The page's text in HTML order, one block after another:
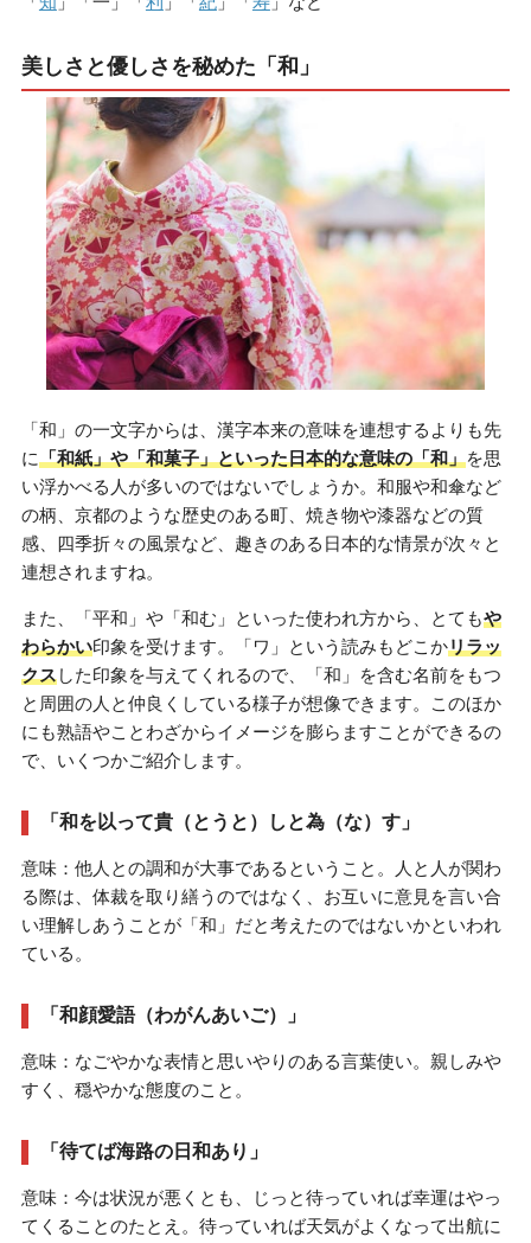
美しさと優しさを秘めた「和」
「和」の一文字からは、漢字本来の意味を連想するよりも先
に「和紙」や「和菓子」といった日本的な意味の「和」を思
い浮かべる人が多いのではないでしょうか。和服や和傘など
の柄、京都のような歴史のある町、焼き物や漆器などの質
感、四季折々の風景など、趣きのある日本的な情景が次々と
連想されますね。
また、「平和」や「和む」といった使われ方から、とてもや
わらかい印象を受けます。「ワ」という読みもどこかリラッ
クスした印象を与えてくれるので、「和」を含む名前をもつ
と周囲の人と仲良くしている様子が想像できます。このほか
にも熟語やことわざからイメージを膨らますことができるの
で、いくつかご紹介します。
「和を以って貴（とうと）しと為（な）す」
意味：他人との調和が大事であるということ。人と人が関わ
る際は、体裁を取り繕うのではなく、お互いに意見を言い合
い理解しあうことが「和」だと考えたのではないかといわれ
ている。
「和顔愛語（わがんあいご）」
意味：なごやかな表情と思いやりのある言葉使い。親しみや
すく、穏やかな態度のこと。
「待てば海路の日和あり」
意味：今は状況が悪くとも、じっと待っていれば幸運はやっ
てくることのたとえ。待っていれば天気がよくなって出航に